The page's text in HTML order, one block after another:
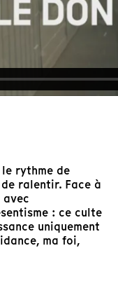
rythme de
ralentir. Face à
: ce culte
uniquement
ma foi,